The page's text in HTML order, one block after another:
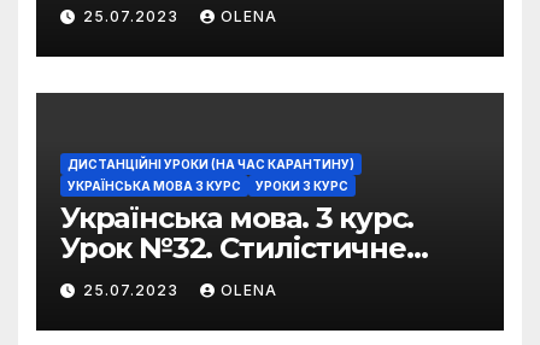
25.07.2023 OLENA
ДИСТАНЦІЙНІ УРОКИ (НА ЧАС КАРАНТИНУ)
УКРАЇНСЬКА МОВА 3 КУРС
УРОКИ 3 КУРС
Українська мова. 3 курс.
Урок №32. Стилістичне
забарвлення
фразеологізмів
25.07.2023 OLENA